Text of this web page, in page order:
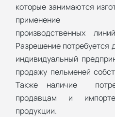
которые занимаются
применение
производственных
Разрешение потребуется
индивидуальный
продажу пельменей
Также наличие
продавцам и
продукции.